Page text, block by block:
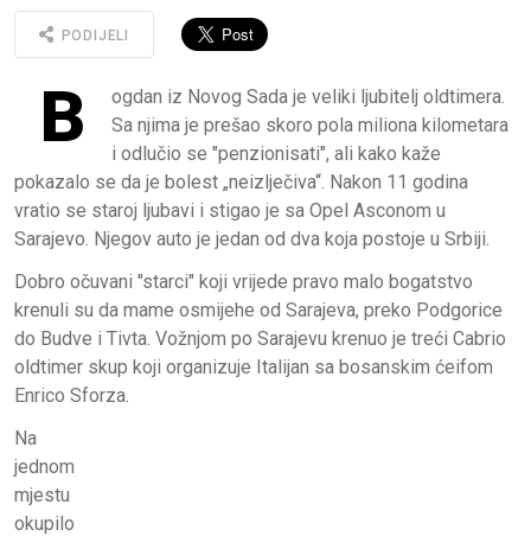
PODIJELI
B
ogdan iz Novog Sada je veliki ljubitelj oldtimera.
Sa njima je prešao skoro pola miliona kilometara
i odlučio se "penzionisati", ali kako kaže
pokazalo se da je bolest „neizlječiva“. Nakon 11 godina
vratio se staroj ljubavi i stigao je sa Opel Asconom u
Sarajevo. Njegov auto je jedan od dva koja postoje u Srbiji.
Dobro očuvani "starci" koji vrijede pravo malo bogatstvo
krenuli su da mame osmijehe od Sarajeva, preko Podgorice
do Budve i Tivta. Vožnjom po Sarajevu krenuo je treći Cabrio
oldtimer skup koji organizuje Italijan sa bosanskim ćeifom
Enrico Sforza.
Na
jednom
mjestu
okupilo